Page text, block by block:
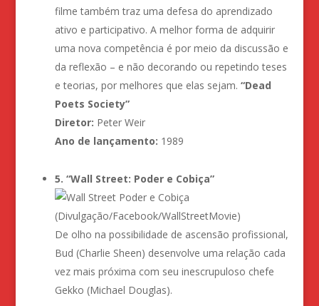
filme também traz uma defesa do aprendizado
ativo e participativo. A melhor forma de adquirir
uma nova competência é por meio da discussão e
da reflexão – e não decorando ou repetindo teses
e teorias, por melhores que elas sejam. “Dead
Poets Society”
Diretor: Peter Weir
Ano de lançamento: 1989
5. “Wall Street: Poder e Cobiça”
(Divulgação/Facebook/WallStreetMovie)
De olho na possibilidade de ascensão profissional,
Bud (Charlie Sheen) desenvolve uma relação cada
vez mais próxima com seu inescrupuloso chefe
Gekko (Michael Douglas).